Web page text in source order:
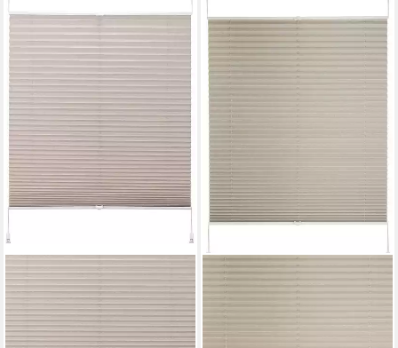
OTTO HOME
Plissee WILLA, Lichtschutz,
ohne Bohren, verspannt,
Klemmfix, NEUHEIT in
OTTO HOME
Plissee Willa, verdunkelnd,
ohne Bohren, verspannt,
Klemmfix, NEUHEIT in